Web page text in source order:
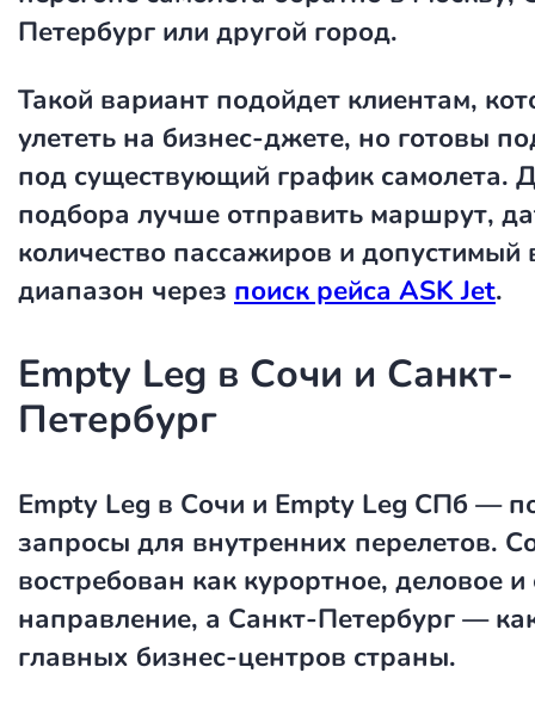
Петербург или другой город.
Такой вариант подойдет клиентам,
улететь на бизнес-джете, но готовы
под существующий график самолета.
подбора лучше отправить маршрут,
количество пассажиров и допустимый
диапазон через поиск рейса ASK Jet.
Empty Leg в Сочи и Санкт-
Петербург
Empty Leg в Сочи и Empty Leg СПб—
запросы для внутренних перелетов.
востребован как курортное, деловое
направление, а Санкт-Петербург —
главных бизнес-центров страны.